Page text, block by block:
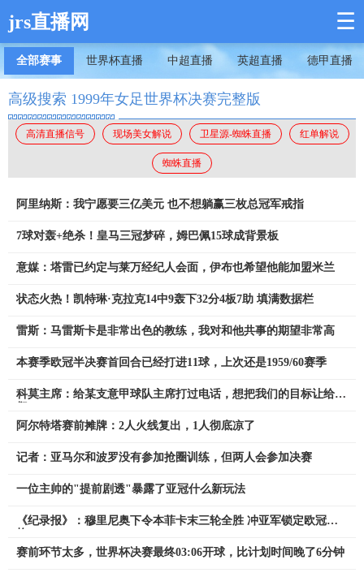
jrs直播网 ☰
全部赛事 世界杯直播 中超直播 英超直播 德甲直播
高级搜索 1999年女足世界杯决赛完整版
高清直播信号 现场美女解说 卫星源-蜘蛛直播 红单解说
蜘蛛直播
阿里纳斯：我宁愿要三亿美元 也不想躺赢三枚总冠军戒指
7球对轰+绝杀！皇马三冠梦碎，姆巴佩15球成背景板
意媒：塔雷已约定与莱万经纪人会面，伊布也希望他能加盟米兰
状态火热！凯特琳·克拉克14中9轰下32分4板7助 填满数据栏
雷斯：马雷斯卡是非常出色的教练，我对和他共事的期望非常高
本赛季欧冠半决赛首回合已经打进11球，上次还是1959/60赛季
科莫主席：给某支意甲球队主席打过电话，想把我们的目标让给他
阿尔特塔赛前摊牌：2人火线复出，1人彻底凉了
记者：亚马尔和波罗没有参加抢圈训练，但两人会参加决赛
一位主帅的"提前剧透"暴露了亚冠什么新玩法
《纪录报》：穆里尼奥下令本菲卡末三轮全胜 冲亚军锁定欧冠资
赛前环节太多，世界杯决赛最终03:06开球，比计划时间晚了6分钟